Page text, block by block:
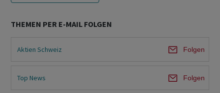
THEMEN PER E-MAIL FOLGEN
Aktien Schweiz Folgen
Top News Folgen